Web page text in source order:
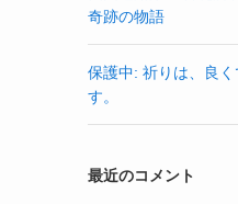
奇跡の物語
保護中: 祈りは、良
す。
最近のコメント